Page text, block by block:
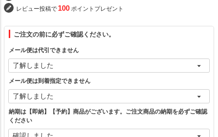
フリー（1）
ブラック
在庫切れ
長袖ブラック カートに入れる
レビュー投稿で 100 ポイントプレゼント
ご注文の前に必ずご確認ください。
メール便は代引できません
メール便は到着指定できません
納期は【即納】【予約】商品がございます。ご注文商品の納期を必ずご確認
ください